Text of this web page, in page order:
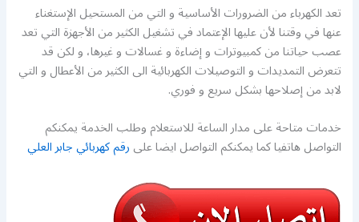
تعد الكهرباء من الضرورات الأساسية و التي من المستحيل الإستغناء
عنها في وقتنا لأن عليها الإعتماد في تشغيل الكثير من الأجهزة التي تعد
عصب حياتنا من كمبيوترات و إضاءة و غسالات و غيرها، و لكن قد
تتعرض التمديدات و التوصيلات الكهربائية الى الكثير من الأعطال و التي
لابد من إصلاحها بشكل سريع و فوري.
خدمات متاحة على مدار الساعة للاستعلام وطلب الخدمة يمكنكم
التواصل هاتفيا كما يمكنكم التواصل ايضا علىرقم كهربائي جابر العلي